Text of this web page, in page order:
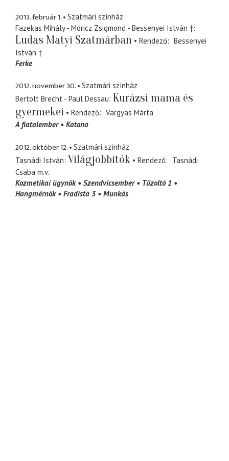
2013. február 1.
Szatmári színház
Fazekas Mihály - Móricz Zsigmond - Bessenyei István †
Ludas Matyi Szatmárban Rendező
Bessenyei
István †
Ferke
2012. november 30.
Szatmári színház
Bertolt Brecht - Paul Dessau Kurázsi mama és
gyermekei
Rendező
Vargyas Márta
A fiatalember
Katona
2012. október 12.
Szatmári színház
Tasnádi István Világjobbítók Rendező
Tasnádi
Csaba m.v.
Kozmetikai ügynök
Szendvicsember
Tűzoltó 1
Hangmérnök
Fradista 3 Munkás